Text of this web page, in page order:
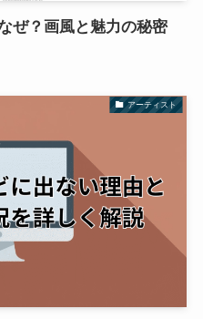
ぜ？画風と魅力の秘密
アーティスト